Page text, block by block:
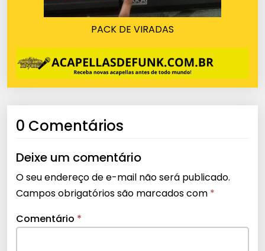
PACK DE VIRADAS
0 Comentários
Deixe um comentário
O seu endereço de e-mail não será publicado.
Campos obrigatórios são marcados com *
Comentário *